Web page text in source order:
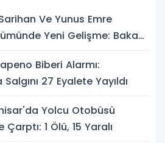
Ve Yunus Emre
Yeni Gelişme: Bakan
Biberi Alarmı:
27 Eyalete Yayıldı
Yolcu Otobüsü
1 Ölü, 15 Yaralı